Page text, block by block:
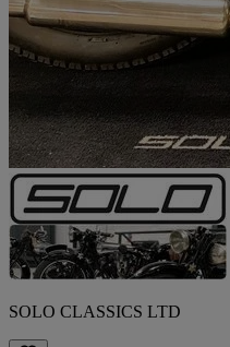
SOLO CLASSICS LTD